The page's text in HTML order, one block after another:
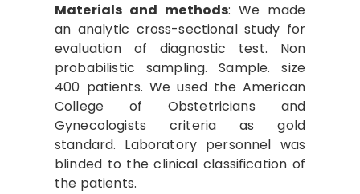
Materials and methods: We made
an analytic cross-sectional study for
evaluation of diagnostic test. Non
probabilistic sampling. Sample. size
400 patients. We used the American
College of Obstetricians and
Gynecologists criteria as gold
standard. Laboratory personnel was
blinded to the clinical classification of
the patients.